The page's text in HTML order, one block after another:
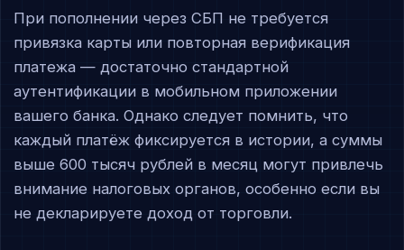
При пополнении через СБП не требуется
привязка карты или повторная верификация
платежа — достаточно стандартной
аутентификации в мобильном приложении
вашего банка. Однако следует помнить, что
каждый платёж фиксируется в истории, а суммы
выше 600 тысяч рублей в месяц могут привлечь
внимание налоговых органов, особенно если вы
не декларируете доход от торговли.